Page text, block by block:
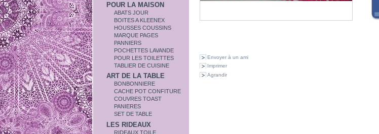
POUR LA MAISON
ABATS JOUR
BOITES A KLEENEX
HOUSSES COUSSINS
MARQUE PAGES
PANNIERS
POCHETTES LAVANDE
POUR LES TOILETTES
TABLIER DE CUISINE
ART DE LA TABLE
BONBONNIERE
CACHE POT CONFITURE
COUVRES TOAST
PANIERES
SET DE TABLE
LES RIDEAUX
RIDEAUX TOILE
Envoyer à un ami
Imprimer
Agrandir